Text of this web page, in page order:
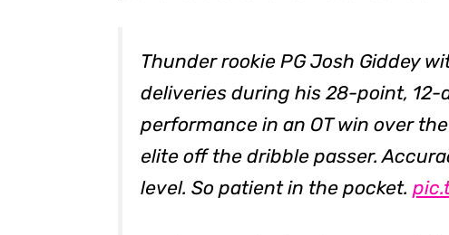
Thunder rookie PG Josh Giddey
deliveries during his 28-point, 12-
performance in an OT win over
elite off the dribble passer.
level. So patient in the pocket.